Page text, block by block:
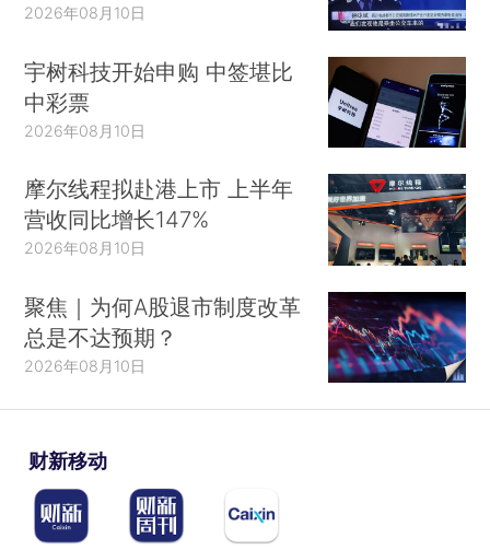
2026年08月10日
宇树科技开始申购 中签堪比
中彩票
2026年08月10日
摩尔线程拟赴港上市 上半年
营收同比增长147%
2026年08月10日
聚焦｜为何A股退市制度改革
总是不达预期？
2026年08月10日
财新移动